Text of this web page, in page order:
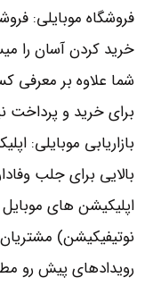
فروشگاه موبایلی:
خرید کردن آسان را
شما علاوه بر معرفی
برای خرید و پرداخت
بازاریابی موبایلی:
بالایی برای جلب
اپلیکیشن های موبایل
نوتیفیکیشن) مشتریان
رویدادهای پیش رو